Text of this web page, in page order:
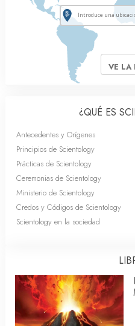
VE LA
¿QUÉ ES
Antecedentes y Orígenes
Principios de Scientology
Prácticas de Scientology
Ceremonias de Scientology
Ministerio de Scientology
Credos y Códigos de Scientology
Scientology en la sociedad